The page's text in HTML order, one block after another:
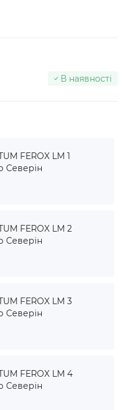
В наявності
FEROX LM 1
Северін
FEROX LM 2
Северін
FEROX LM 3
Северін
FEROX LM 4
Северін